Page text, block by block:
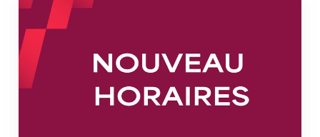
Nouveaux horaires du secrétariat dès le 1er août